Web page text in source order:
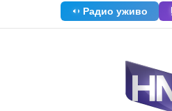
Радио уживо